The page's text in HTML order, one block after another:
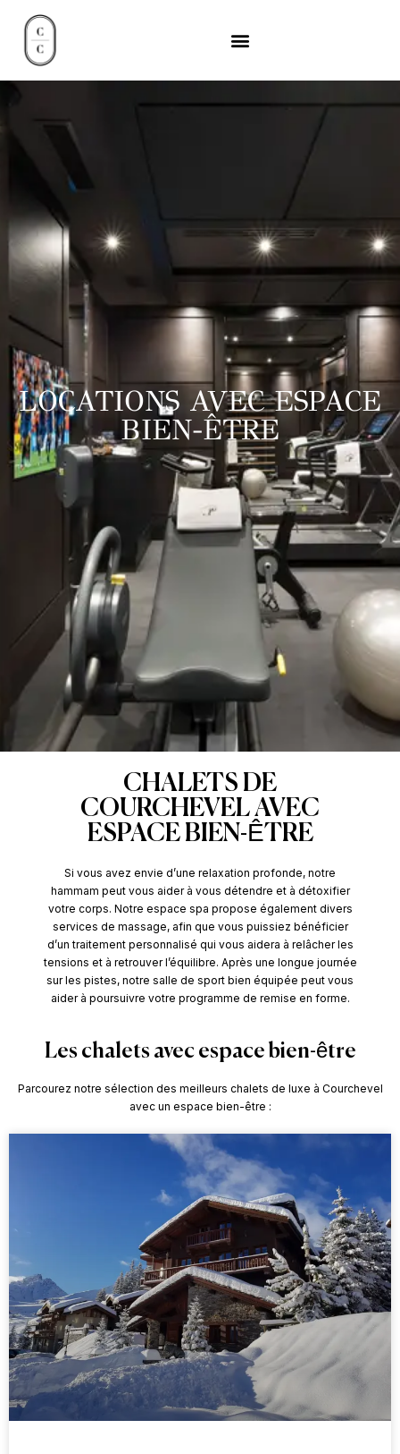
LOCATIONS AVEC ESPACE
BIEN-ÊTRE
CHALETS DE
COURCHEVEL AVEC
ESPACE BIEN-ÊTRE
Si vous avez envie d’une relaxation profonde, notre
hammam peut vous aider à vous détendre et à détoxifier
votre corps. Notre espace spa propose également divers
services de massage, afin que vous puissiez bénéficier
d’un traitement personnalisé qui vous aidera à relâcher les
tensions et à retrouver l’équilibre. Après une longue journée
sur les pistes, notre salle de sport bien équipée peut vous
aider à poursuivre votre programme de remise en forme.
Les chalets avec espace bien-être
Parcourez notre sélection des meilleurs chalets de luxe à Courchevel
avec un espace bien-être :